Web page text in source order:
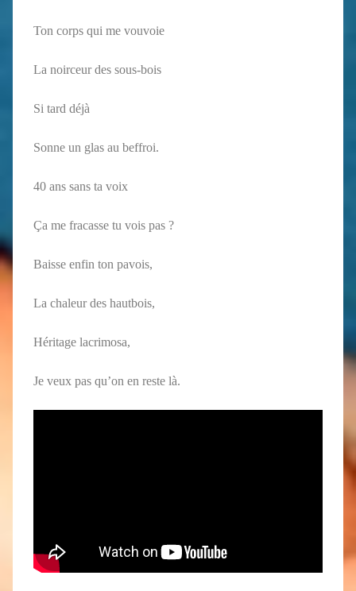
Ton corps qui me vouvoie
La noirceur des sous-bois
Si tard déjà
Sonne un glas au beffroi.
40 ans sans ta voix
Ça me fracasse tu vois pas ?
Baisse enfin ton pavois,
La chaleur des hautbois,
Héritage lacrimosa,
Je veux pas qu’on en reste là.